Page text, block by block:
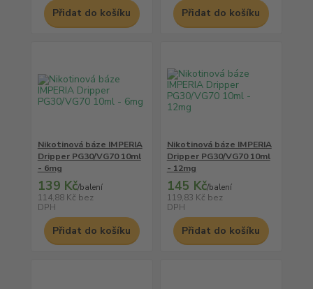
Přidat do košíku Přidat do košíku
Nikotinová báze IMPERIA
Dripper PG30/VG70 10ml
- 6mg
139 Kč/balení
114,88 Kč bez
DPH
Přidat do košíku
Nikotinová báze IMPERIA
Dripper PG30/VG70 10ml
- 12mg
145 Kč/balení
119,83 Kč bez
DPH
Přidat do košíku